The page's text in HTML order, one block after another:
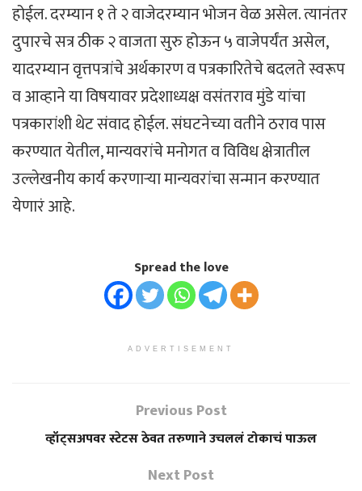
होईल. दरम्यान १ ते २ वाजेदरम्यान भोजन वेळ असेल. त्यानंतर
दुपारचे सत्र ठीक २ वाजता सुरु होऊन ५ वाजेपर्यंत असेल,
यादरम्यान वृत्तपत्रांचे अर्थकारण व पत्रकारितेचे बदलते स्वरूप
व आव्हाने या विषयावर प्रदेशाध्यक्ष वसंतराव मुंडे यांचा
पत्रकारांशी थेट संवाद होईल. संघटनेच्या वतीने ठराव पास
करण्यात येतील, मान्यवरांचे मनोगत व विविध क्षेत्रातील
उल्लेखनीय कार्य करणाऱ्या मान्यवरांचा सन्मान करण्यात
येणारं आहे.
Spread the love
ADVERTISEMENT
Previous Post
व्हॉट्सअपवर स्टेटस ठेवत तरुणाने उचललं टोकाचं पाऊल
Next Post